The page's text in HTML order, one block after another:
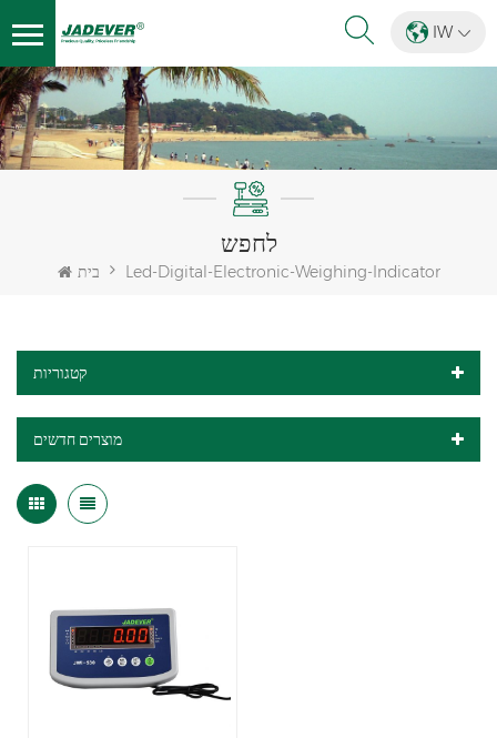
IW
לחפש
בית Led-Digital-Electronic-Weighing-Indicator
קטגוריות
מוצרים חדשים